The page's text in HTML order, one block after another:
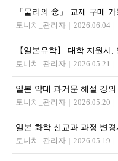
「물리의 念」 교재 구매
토니치_관리자 | 2026.06.04 |
【일본유학】 대학 지원시
토니치_관리자 | 2026.05.21 |
일본 약대 과거문 해설 강
토니치_관리자 | 2026.05.20 |
일본 화학 신교과 과정 변
토니치_관리자 | 2026.05.19 |